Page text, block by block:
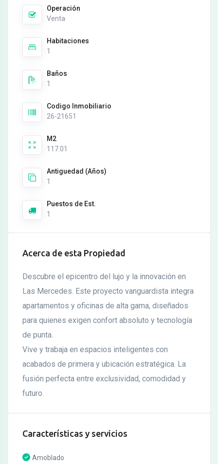
Operación
Venta
Habitaciones
1
Baños
1
Codigo Inmobiliario
26-21651
M2
117.01
Antiguedad (Años)
1
Puestos de Est.
1
Acerca de esta Propiedad
Descubre el epicentro del lujo y la innovación en
Las Mercedes. Este proyecto vanguardista integra
apartamentos y oficinas de alta gama, diseñados
para quienes exigen confort absoluto y tecnología
de punta.
Vive y trabaja en espacios inteligentes con
acabados de primera y ubicación estratégica. La
fusión perfecta entre exclusividad, comodidad y
futuro.
Características y servicios
Amoblado